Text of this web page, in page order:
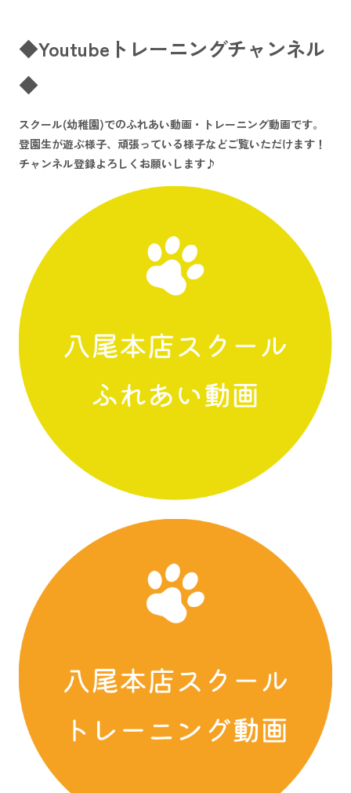
◆Youtubeトレーニングチャンネル
◆
スクール(幼稚園)でのふれあい動画・トレーニング動画です。
登園生が遊ぶ様子、頑張っている様子などご覧いただけます！
チャンネル登録よろしくお願いします♪